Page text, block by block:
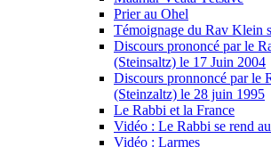
Prier au Ohel
Témoignage du Rav Klein
Discours prononcé par le
(Steinsaltz) le 17 Juin 2004
Discours pronnoncé par le
(Steinzaltz) le 28 juin 1995
Le Rabbi et la France
Vidéo : Le Rabbi se rend
Vidéo : Larmes